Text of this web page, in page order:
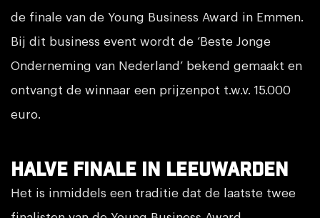
de finale van de Young Business Award in Emmen.
Bij dit business event wordt de ‘Beste Jonge
Onderneming van Nederland’ bekend gemaakt en
ontvangt de winnaar een prijzenpot t.w.v. 15.000
euro.
Halve finale in Leeuwarden
Het is inmiddels een traditie dat de laatste twee